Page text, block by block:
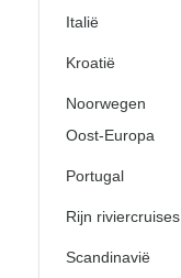
Italië
Kroatië
Noorwegen
Oost-Europa
Portugal
Rijn riviercruises
Scandinavië